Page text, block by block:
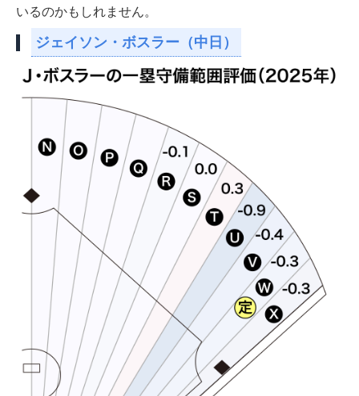
いるのかもしれません。
ジェイソン・ボスラー（中日）